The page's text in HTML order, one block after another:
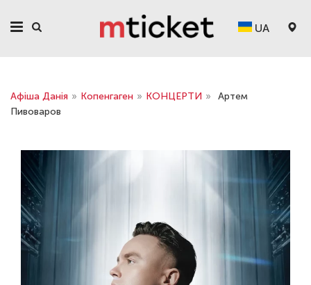
UA
Афіша Данія » Копенгаген » КОНЦЕРТИ »
Артем
Пивоваров